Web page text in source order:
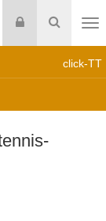
Suche
Login
click-TT